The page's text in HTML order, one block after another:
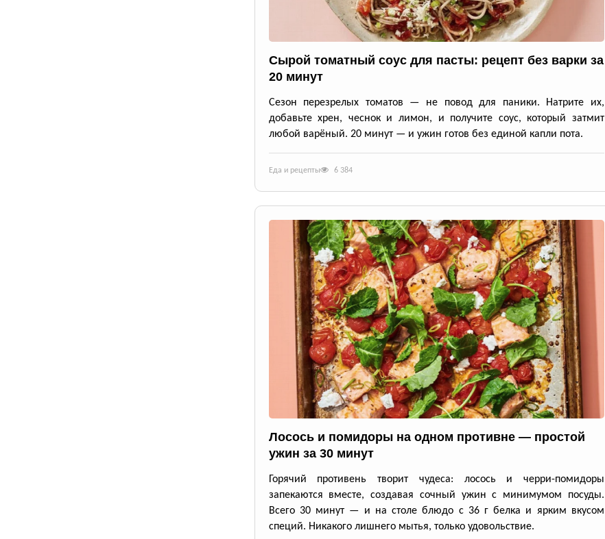
Сырой томатный соус для пасты: рецепт без варки за
20 минут
Сезон перезрелых томатов — не повод для паники. Натрите их,
добавьте хрен, чеснок и лимон, и получите соус, который затмит
любой варёный. 20 минут — и ужин готов без единой капли пота.
Еда и рецепты 6 384
Лосось и помидоры на одном противне — простой
ужин за 30 минут
Горячий противень творит чудеса: лосось и черри-помидоры
запекаются вместе, создавая сочный ужин с минимумом посуды.
Всего 30 минут — и на столе блюдо с 36 г белка и ярким вкусом
специй. Никакого лишнего мытья, только удовольствие.